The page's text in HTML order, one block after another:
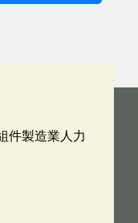
件製造業人力